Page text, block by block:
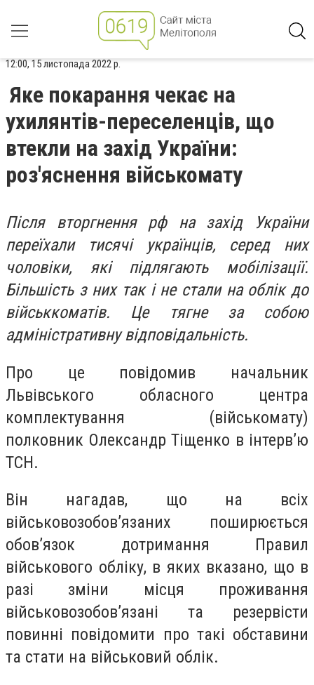
12:00, 15 листопада 2022 р.
Яке покарання чекає на
ухилянтів-переселенців, що
втекли на захід України:
роз'яснення військомату
Після вторгнення рф на захід України
переїхали тисячі українців, серед них
чоловіки, які підлягають мобілізації.
Більшість з них так і не стали на облік до
військкоматів. Це тягне за собою
адміністративну відповідальність.
Про це повідомив начальник
Львівського обласного центра
комплектування (військомату)
полковник Олександр Тіщенко в інтерв’ю
ТСН.
Він нагадав, що на всіх
військовозобов’язаних поширюється
обов’язок дотримання Правил
військового обліку, в яких вказано, що в
разі зміни місця проживання
військовозобов’язані та резервісти
повинні повідомити про такі обставини
та стати на військовий облік.